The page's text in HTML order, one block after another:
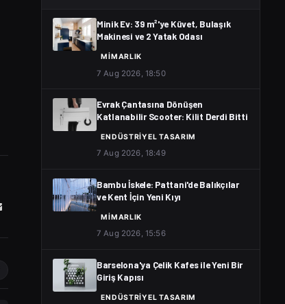
Minik Ev: 39 m²'ye Küvet, Bulaşık
Makinesi ve 2 Yatak Odası
MIMARLIK
7 Aug 2026, 18:50
Evrak Çantasına Dönüşen
Katlanabilir Scooter: Kilit Derdi Bitti
ENDÜSTRIYEL TASARIM
7 Aug 2026, 18:49
Bambu İskele: Pattani'de Balıkçılar
ve Kent İçin Yeni Kıyı
MIMARLIK
7 Aug 2026, 15:56
Barselona'ya Çelik Kafes ile Yeni Bir
Giriş Kapısı
ENDÜSTRIYEL TASARIM